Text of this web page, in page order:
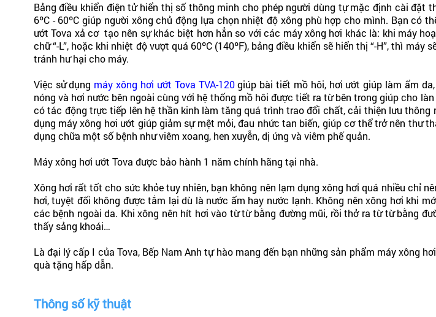
Bảng điều khiển điện tử hiển thị số thông minh cho phép người dùng tự mặc định cài
6ºC - 60ºC giúp người xông chủ động lựa chọn nhiệt độ xông phù hợp cho mình. Bạn
ướt Tova xả cơ tạo nên sự khác biệt hơn hẳn so với các máy xông hơi khác là: khi máy
chữ “-L”, hoặc khi nhiệt độ vượt quá 60ºC (140ºF), bảng điều khiển sẽ hiển thị “-H”, thì
tránh hư hại cho máy.
Việc sử dụng máy xông hơi ướt Tova TVA-120giúp bài tiết mồ hôi, hơi ướt giúp làm ẩm
nóng và hơi nước bên ngoài cùng với hệ thống mồ hôi được tiết ra từ bên trong giúp cho
có tác động trực tiếp lên hệ thần kinh làm tăng quá trình trao đổi chất, cải thiện lưu
dụng máy xông hơi ướt giúp giảm sự mệt mỏi, đau nhức tan biến, giúp cơ thể trở nên thư
dụng chữa một số bệnh như viêm xoang, hen xuyễn, dị ứng và viêm phế quản.
Máy xông hơi ướt Tova được bảo hành 1 năm chính hãng tại nhà.
Xông hơi rất tốt cho sức khỏe tuy nhiên, bạn không nên lạm dụng xông hơi quá nhiều chỉ
hơi, tuyệt đối không được tắm lại dù là nước ấm hay nước lạnh. Không nên xông hơi khi
các bệnh ngoài da. Khi xông nên hít hơi vào từ từ bằng đường mũi, rồi thở ra từ từ bằng
thấy sảng khoái…
Là đại lý cấp I của Tova, Bếp Nam Anh tự hào mang đến bạn những sản phẩm máy xông
quà tặng hấp dẫn.
Thông số kỹ thuật